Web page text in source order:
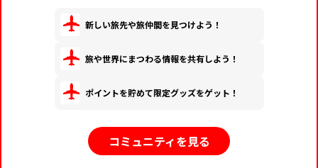
新しい旅先や旅仲間を見つけよう！
旅や世界にまつわる情報を共有しよう！
ポイントを貯めて限定グッズをゲット！
コミュニティを見る